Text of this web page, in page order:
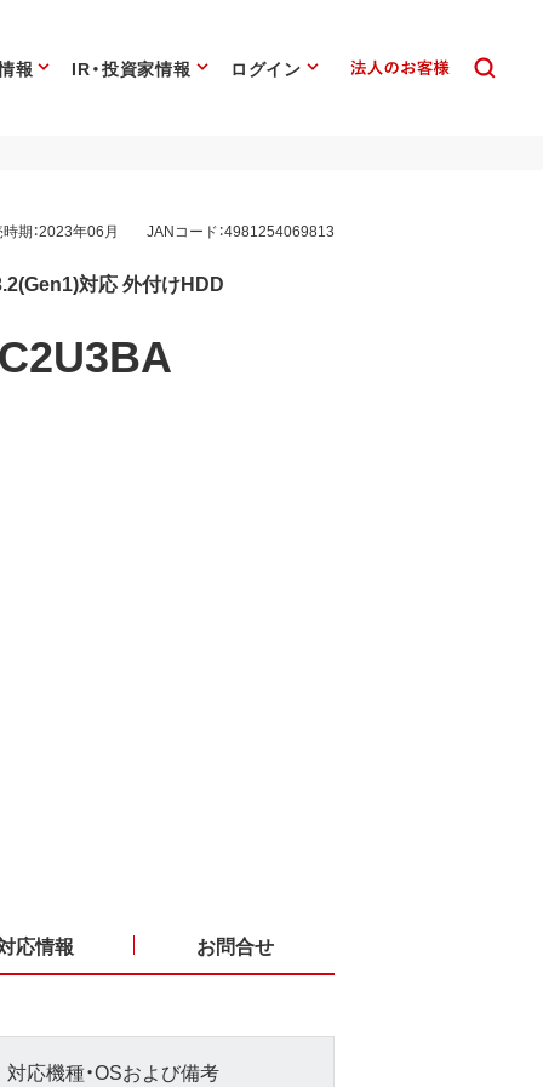
報 IR・投資家情報 ログイン
期：2023年06月 JANコード：4981254069813
対応 外付けHDD
応情報 お問合せ
対応機種・OSおよび備考